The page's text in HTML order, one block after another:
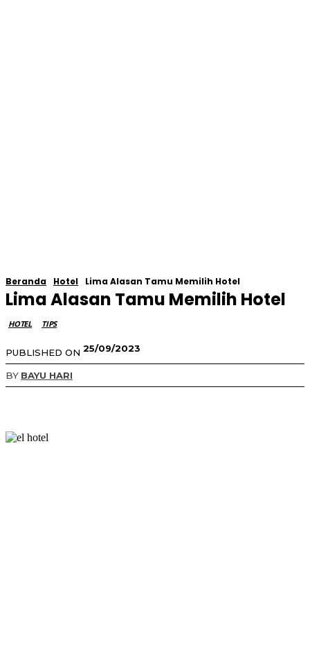
Beranda Hotel Lima Alasan Tamu Memilih Hotel
Lima Alasan Tamu Memilih Hotel
HOTEL TIPS
PUBLISHED ON 25/09/2023
BY BAYU HARI